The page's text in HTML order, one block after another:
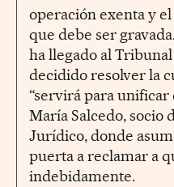
operación exenta y
que debe ser
ha llegado al
decidido resolver la
“servirá para unificar
María Salcedo, socio
Jurídico, donde
puerta a reclamar a
indebidamente.